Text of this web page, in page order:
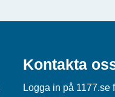
Kontakta
Logga in på 1177.se